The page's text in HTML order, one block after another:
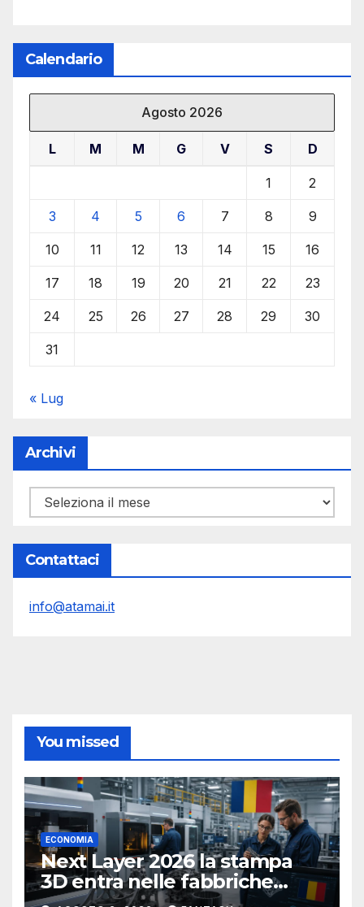
Calendario
Agosto 2026
L M M G V S D
1 2
3 4 5 6 7 8 9
10 11 12 13 14 15 16
17 18 19 20 21 22 23
24 25 26 27 28 29 30
31
« Lug
Archivi
Archivi
Contattaci
info@atamai.it
You missed
ECONOMIA
Next Layer 2026 la stampa
3D entra nelle fabbriche
rumene